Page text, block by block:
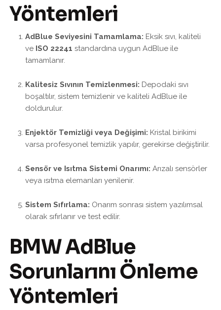
Yöntemleri
AdBlue Seviyesini Tamamlama: Eksik sıvı, kaliteli
ve ISO 22241 standardına uygun AdBlue ile
tamamlanır.
Kalitesiz Sıvının Temizlenmesi: Depodaki sıvı
boşaltılır, sistem temizlenir ve kaliteli AdBlue ile
doldurulur.
Enjektör Temizliği veya Değişimi: Kristal birikimi
varsa profesyonel temizlik yapılır, gerekirse değiştirilir.
Sensör ve Isıtma Sistemi Onarımı: Arızalı sensörler
veya ısıtma elemanları yenilenir.
Sistem Sıfırlama: Onarım sonrası sistem yazılımsal
olarak sıfırlanır ve test edilir.
BMW AdBlue
Sorunlarını Önleme
Yöntemleri